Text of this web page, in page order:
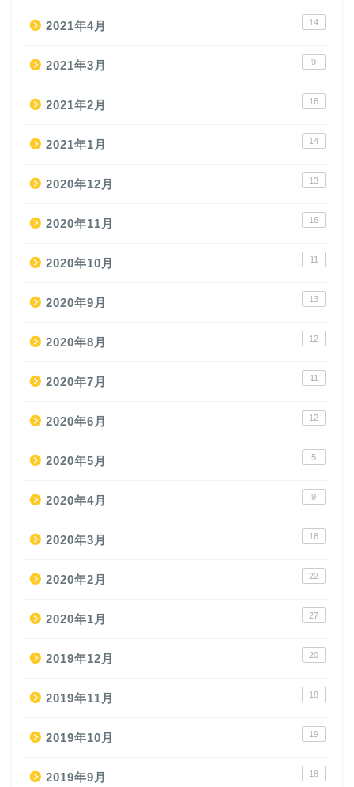
2021年4月 14
2021年3月 9
2021年2月 16
2021年1月 14
2020年12月 13
2020年11月 16
2020年10月 11
2020年9月 13
2020年8月 12
2020年7月 11
2020年6月 12
2020年5月 5
2020年4月 9
2020年3月 16
2020年2月 22
2020年1月 27
2019年12月 20
2019年11月 18
2019年10月 19
2019年9月 18